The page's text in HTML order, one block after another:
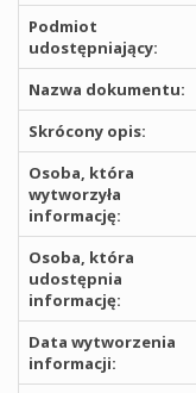
Podmiot
udostępniający:
Nazwa dokumentu:
Skrócony opis:
Osoba, która
wytworzyła
informację:
Osoba, która
udostępnia
informację:
Data wytworzenia
informacji: